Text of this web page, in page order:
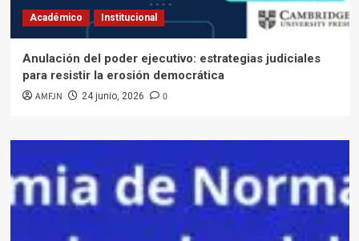
Académico Institucional
Anulación del poder ejecutivo: estrategias judiciales
para resistir la erosión democrática
AMFJN 24 junio, 2026 0